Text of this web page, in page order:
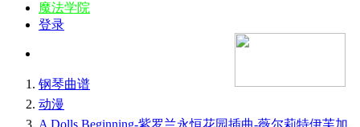
魔法学院
登录
钢琴曲谱
动漫
A Dolls Beginning-紫罗兰永恒花园插曲-薇尔莉特伊芙加